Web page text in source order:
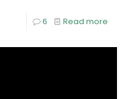
6 Read more